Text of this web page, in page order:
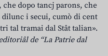
dopo tancj parons, che
i secui, cumò di cent
tal tramai dal Stât talian».
de “La Patrie dal